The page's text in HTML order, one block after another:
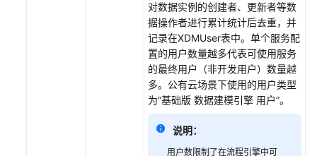
对数据实例的创建者、更新者等数
据操作者进行累计统计后去重，并
记录在XDMUser表中。单个服务配
置的用户数量越多代表可使用服务
的最终用户（非开发用户）数量越
多。 公有云场景下使用的用户类型
为“基础版 数据建模引擎 用户”。
说明：
用户数限制了在流程引擎中可